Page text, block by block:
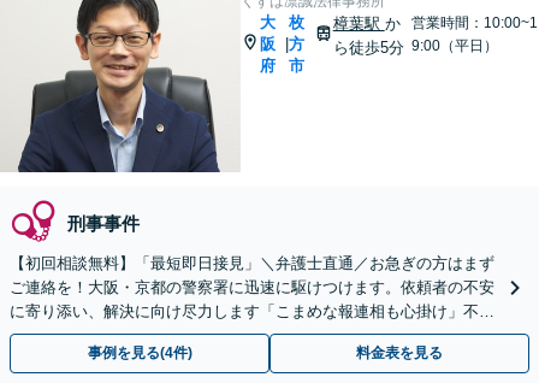
大
阪
府
枚
方
市
樟葉駅 か
ら徒歩5分
営業時間：10:00~1
9:00（平日）
刑事事件
【初回相談無料】「最短即日接見」＼弁護士直通／お急ぎの方はまず
ご連絡を！大阪・京都の警察署に迅速に駆けつけます。依頼者の不安
に寄り添い、解決に向け尽力します「こまめな報連相も心掛け」不起
訴や検察官の主張排斥など実績多数【休日・夜間面談可】
事例を見る(4件) 料金表を見る